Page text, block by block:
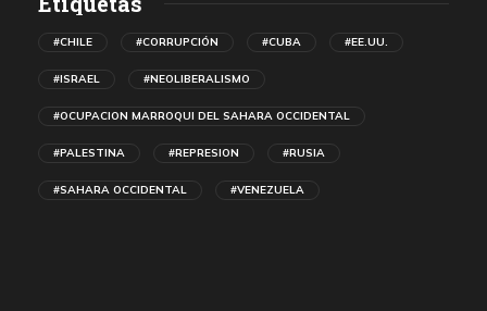
#CHILE #CORRUPCIÓN #CUBA #EE.UU.
#ISRAEL #NEOLIBERALISMO
#OCUPACION MARROQUI DEL SAHARA OCCIDENTAL
#PALESTINA #REPRESION #RUSIA
#SAHARA OCCIDENTAL #VENEZUELA